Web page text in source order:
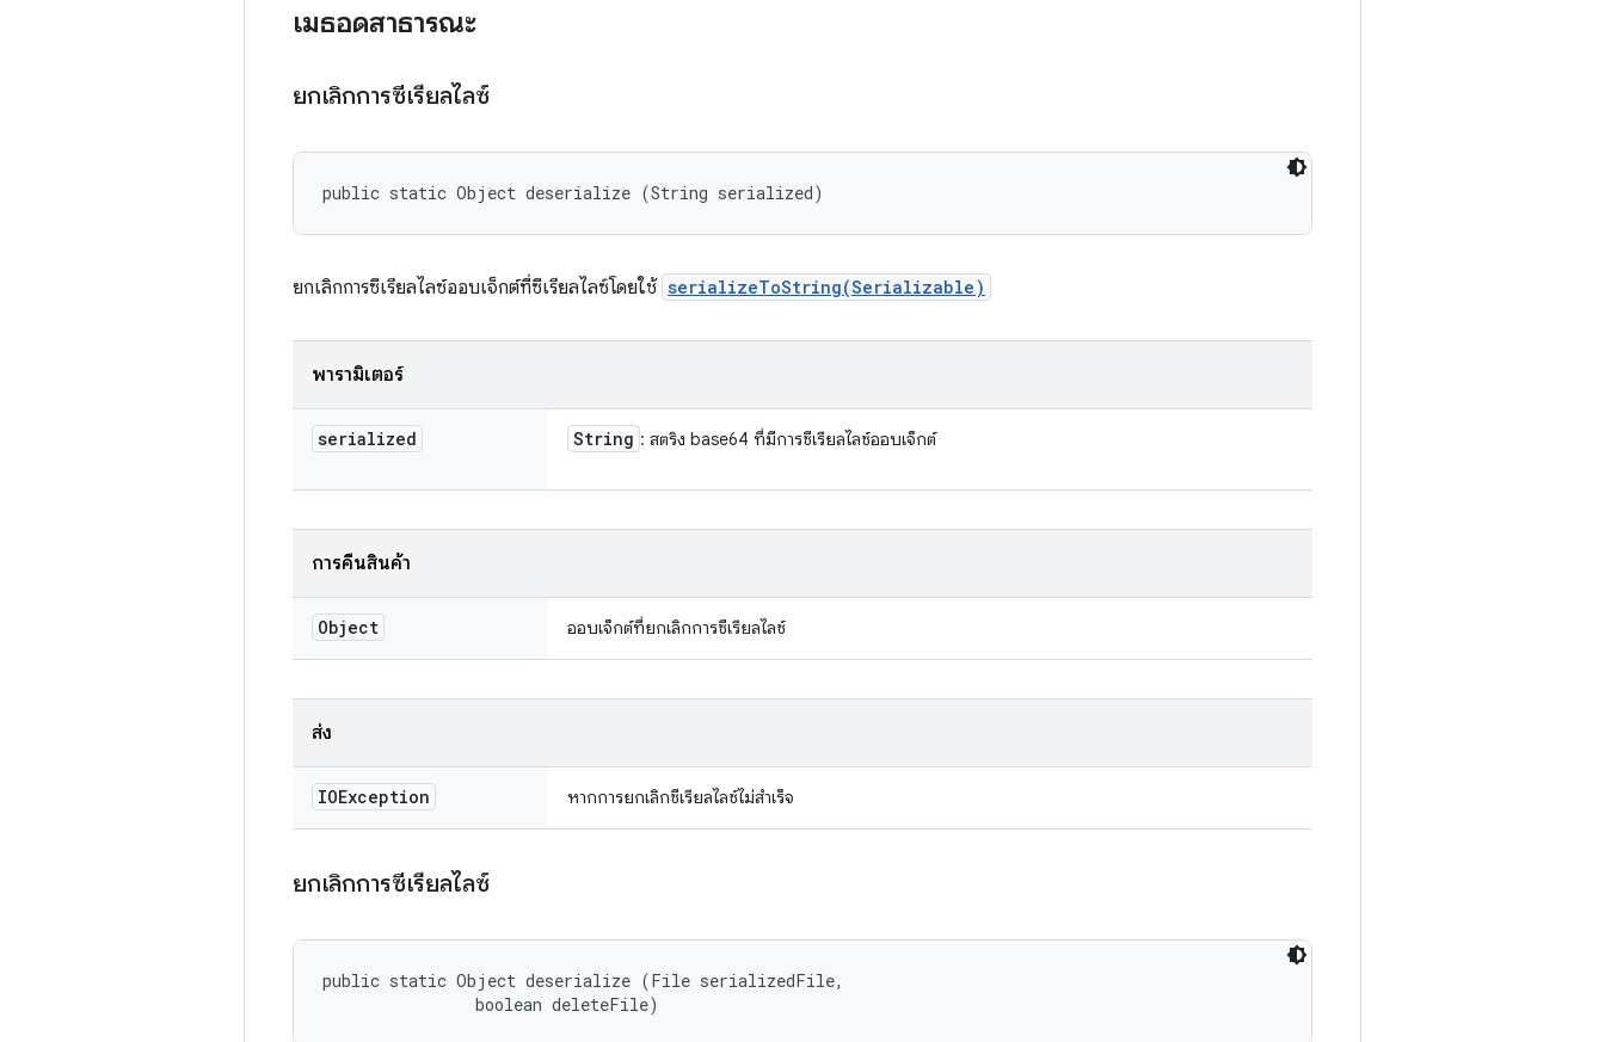
เมธอดสาธารณะ
ยกเลิกการซีเรียลไลซ์
public static Object deserialize (String serialized)
ยกเลิกการซีเรียลไลซ์ออบเจ็กต์ที่ซีเรียลไลซ์โดยใช้ serializeToString(Serializable)
พารามิเตอร์
serialized String : สตริง base64 ที่มีการซีเรียลไลซ์ออบเจ็กต์
การคืนสินค้า
Object ออบเจ็กต์ที่ยกเลิกการซีเรียลไลซ์
ส่ง
IOException หากการยกเลิกซีเรียลไลซ์ไม่สำเร็จ
ยกเลิกการซีเรียลไลซ์
public static Object deserialize (File serializedFile,
                boolean deleteFile)